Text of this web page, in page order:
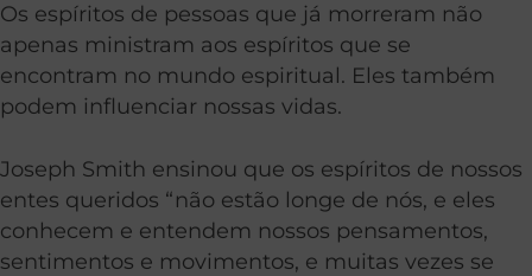
Os espíritos de pessoas que já morreram não
apenas ministram aos espíritos que se
encontram no mundo espiritual. Eles também
podem influenciar nossas vidas.
Joseph Smith ensinou que os espíritos de nossos
entes queridos “não estão longe de nós, e eles
conhecem e entendem nossos pensamentos,
sentimentos e movimentos, e muitas vezes se